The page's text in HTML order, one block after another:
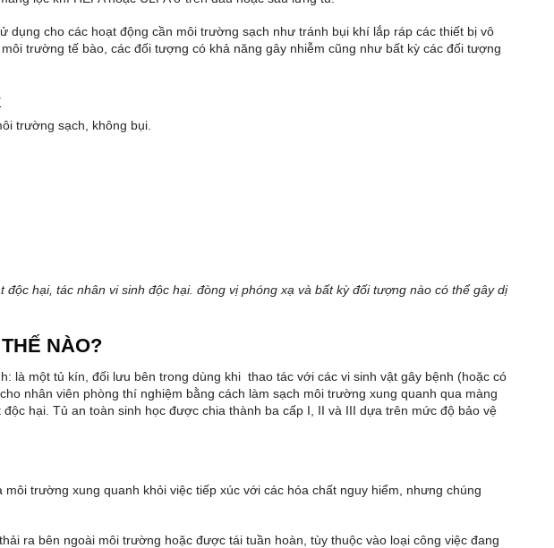
dụng cho các hoạt động cần môi trường sạch như tránh bụi khí lắp ráp các thiết bị vô
trường tế bào, các đối tượng có khả năng gây nhiễm cũng như bất kỳ các đối tượng
trường sạch, không bụi.
hại, tác nhân vi sinh độc hại. đòng vị phóng xạ và bất kỳ đối tượng nào có thể gây dị
NÀO?
là một tủ kín, đối lưu bên trong dùng khi thao tác với các vi sinh vật gây bệnh (hoặc có
nhân viên phòng thí nghiệm bằng cách làm sạch môi trường xung quanh qua màng
độc hại. Tủ an toàn sinh học được chia thành ba cấp I, II và III dựa trên mức độ bảo vệ
trường xung quanh khỏi việc tiếp xúc với các hóa chất nguy hiểm, nhưng chúng
ra bên ngoài môi trường hoặc được tái tuần hoàn, tùy thuộc vào loại công việc đang